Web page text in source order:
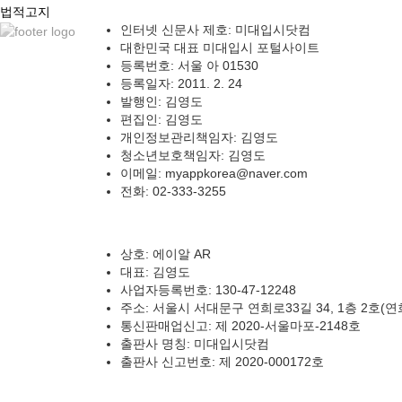
법적고지
인터넷 신문사 제호: 미대입시닷컴
대한민국 대표 미대입시 포털사이트
등록번호: 서울 아 01530
등록일자: 2011. 2. 24
발행인: 김영도
편집인: 김영도
개인정보관리책임자: 김영도
청소년보호책임자: 김영도
이메일: myappkorea@naver.com
전화: 02-333-3255
상호: 에이알 AR
대표: 김영도
사업자등록번호: 130-47-12248
주소: 서울시 서대문구 연희로33길 34, 1층 2호(연
통신판매업신고: 제 2020-서울마포-2148호
출판사 명칭: 미대입시닷컴
출판사 신고번호: 제 2020-000172호